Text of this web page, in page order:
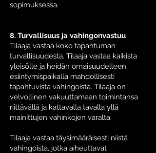
sopimuksessa.
8. Turvallisuus ja vahingonvastuu
Tilaaja vastaa koko tapahtuman
turvallisuudesta. Tilaaja vastaa kaikista
yleisölle ja heidän omaisuudelleen
esiintymispaikalla mahdollisesti
tapahtuvista vahingoista. Tilaaja on
velvollinen vakuuttamaan toimintansa
riittävällä ja kattavalla tavalla yllä
mainittujen vahinkojen varalta.
Tilaaja vastaa täysimääräisesti niistä
vahingoista, jotka aiheuttavat